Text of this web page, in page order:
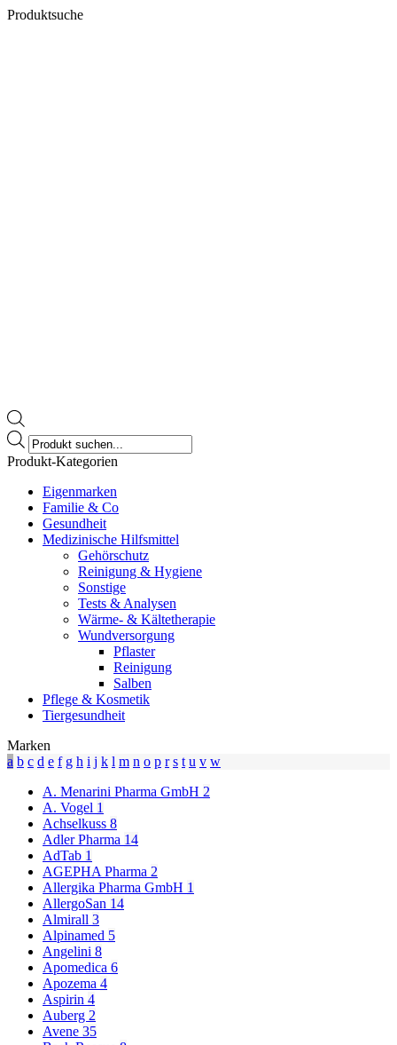
Produktsuche
Products
search
Produkt-Kategorien
Eigenmarken
Familie & Co
Gesundheit
Medizinische Hilfsmittel
Gehörschutz
Reinigung & Hygiene
Sonstige
Tests & Analysen
Wärme- & Kältetherapie
Wundversorgung
Pflaster
Reinigung
Salben
Pflege & Kosmetik
Tiergesundheit
Marken
a b c d e f g h i j k l m n o p r s t u v w
A. Menarini Pharma GmbH 2
A. Vogel 1
Achselkuss 8
Adler Pharma 14
AdTab 1
AGEPHA Pharma 2
Allergika Pharma GmbH 1
AllergoSan 14
Almirall 3
Alpinamed 5
Angelini 8
Apomedica 6
Apozema 4
Aspirin 4
Auberg 2
Avene 35